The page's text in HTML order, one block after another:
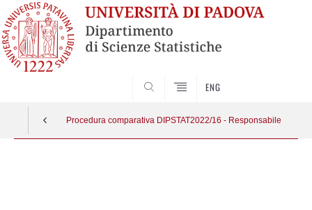
ENG
Procedura comparativa DIPSTAT2022/16 - Responsabile